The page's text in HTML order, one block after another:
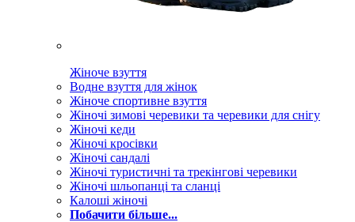
Жіноче взуття
Водне взуття для жінок
Жіноче спортивне взуття
Жіночі зимові черевики та черевики для снігу
Жіночі кеди
Жіночі кросівки
Жіночі сандалі
Жіночі туристичні та трекінгові черевики
Жіночі шльопанці та сланці
Калоші жіночі
Побачити більше...